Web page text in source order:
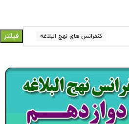
کنفرانس های نهج البلاغه فیلتر